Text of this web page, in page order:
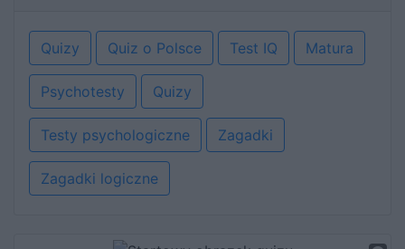
Quizy Quiz o Polsce Test IQ Matura
Psychotesty Quizy
Testy psychologiczne Zagadki
Zagadki logiczne